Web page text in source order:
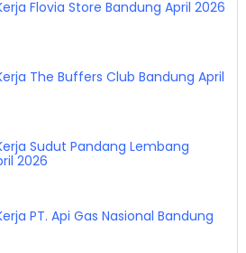
Flovia Store Bandung April 2026
The Buffers Club Bandung April
Sudut Pandang Lembang
2026
PT. Api Gas Nasional Bandung